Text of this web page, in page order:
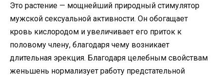
Это растение — мощнейший природный стимулятор
мужской сексуальной активности. Он обогащает
кровь кислородом и увеличивает его приток к
половому члену, благодаря чему возникает
длительная эрекция. Благодаря целебным свойствам
женьшень нормализует работу предстательной